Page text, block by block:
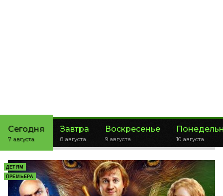
Сегодня
7 августа
Завтра
8 августа
Воскресенье
9 августа 10 августа
ДЕТЯМ
ПРЕМЬЕРА